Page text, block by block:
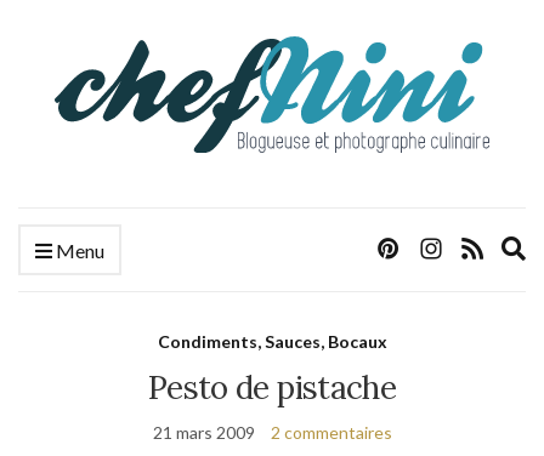
Menu
Condiments, Sauces, Bocaux
Pesto de pistache
21 mars 2009 2 commentaires